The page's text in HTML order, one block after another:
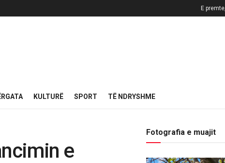
E
KULTURË SPORT TË NDRYSHME
e
Fotografia e muajit